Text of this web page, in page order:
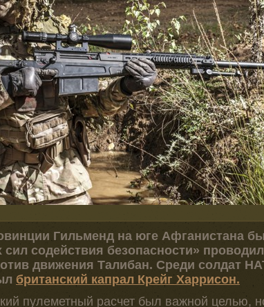
Гильменд на юге Афганистана
содействия безопасности»
движения Талибан. Среди солдат
британский капрал Крейг Харрисон.
пулеметный расчет был важной целью,